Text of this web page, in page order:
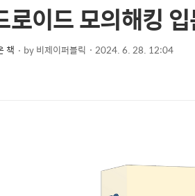
로이드 모의해킹
책 by비제이퍼블릭 2024. 6. 28. 12:04